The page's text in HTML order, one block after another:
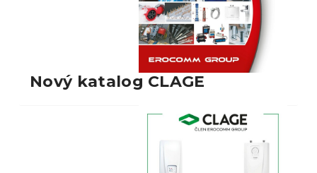
Nový katalog CLAGE